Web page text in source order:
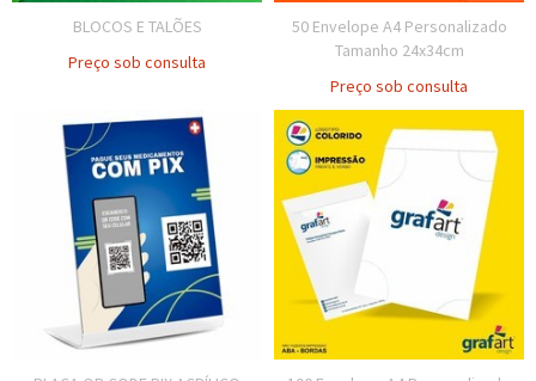
BLOCOS E TALÕES
Preço sob consulta
50 Envelope A4 Personalizado
Tamanho 24x34cm
Preço sob consulta